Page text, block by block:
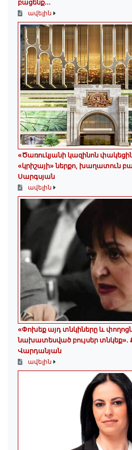
բացենք․․․
ավելին
«Ծառուկյանի կազինոն
«կրիշայի» ներքո, խաղատուն
Սարգսյան
ավելին
«Փոխեք այդ տնկիները և
նախատեսված բույսեր տնկեք».
Վարդանյան
ավելին